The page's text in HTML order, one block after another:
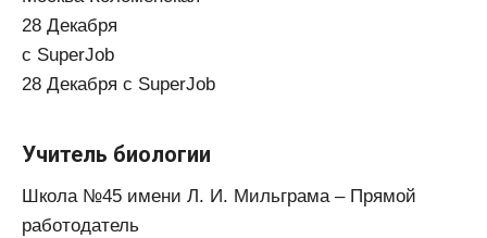
28 Декабря
с SuperJob
28 Декабря с SuperJob
Учитель биологии
Школа №45 имени Л. И. Мильграма – Прямой
работодатель